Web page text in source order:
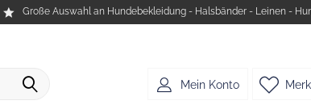
Große Auswahl an Hundebekleidung - Halsbänder - Leinen -
Mein Konto